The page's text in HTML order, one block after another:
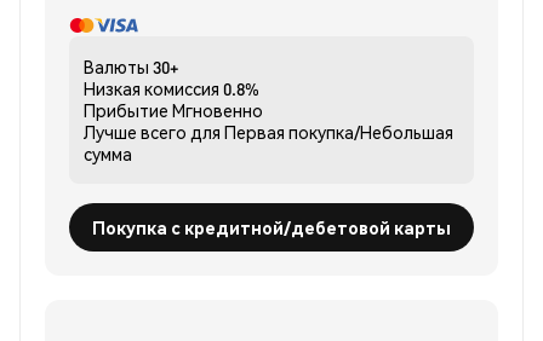
Валюты 30+
Низкая комиссия 0.8%
Прибытие Мгновенно
Лучше всего для Первая покупка/Небольшая
сумма
Покупка с кредитной/дебетовой карты